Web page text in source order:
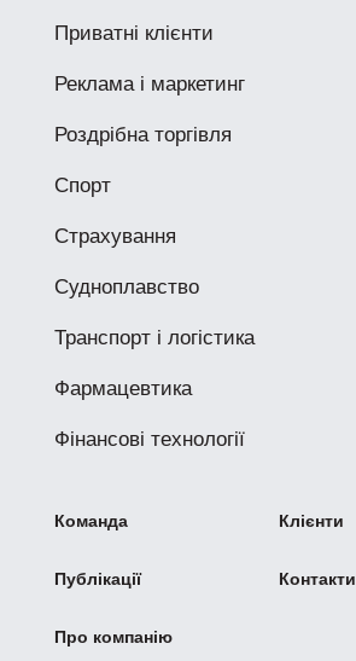
Приватні клієнти
Реклама і маркетинг
Роздрібна торгівля
Спорт
Страхування
Судноплавство
Транспорт і логістика
Фармацевтика
Фінансові технології
Команда Клієнти
Публікації Контакти
Про компанію